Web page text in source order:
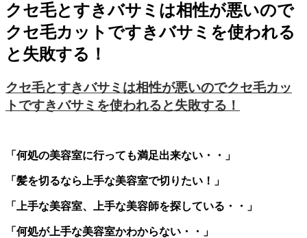
クセ毛とすきバサミは相性が悪いので
クセ毛カットですきバサミを使われる
と失敗する！
クセ毛とすきバサミは相性が悪いのでクセ毛カッ
トですきバサミを使われると失敗する！
「何処の美容室に行っても満足出来ない・・」
「髪を切るなら上手な美容室で切りたい！」
「上手な美容室、上手な美容師を探している・・」
「何処が上手な美容室かわからない・・」